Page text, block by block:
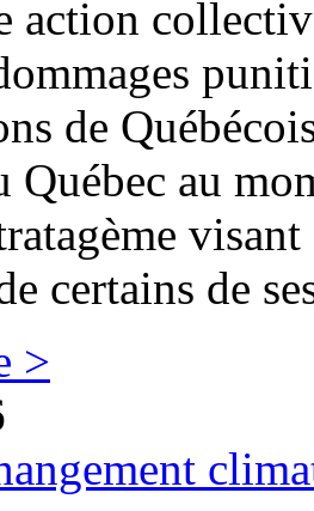
action
de
au
certains de
>